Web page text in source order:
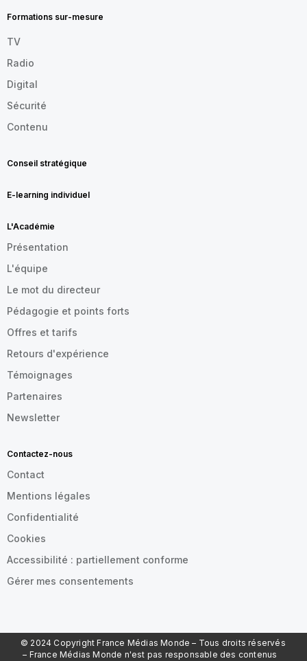
FR
Formations sur-mesure
TV
Radio
Digital
Sécurité
Contenu
Conseil stratégique
E-learning individuel
L'Académie
Présentation
L'équipe
Le mot du directeur
Pédagogie et points forts
Offres et tarifs
Retours d'expérience
Témoignages
Partenaires
Newsletter
Contactez-nous
Contact
Mentions légales
Confidentialité
Cookies
Accessibilité : partiellement conforme
Gérer mes consentements
© 2024 Copyright France Médias Monde – Tous droits réservés
– France Médias Monde n'est pas responsable des contenus